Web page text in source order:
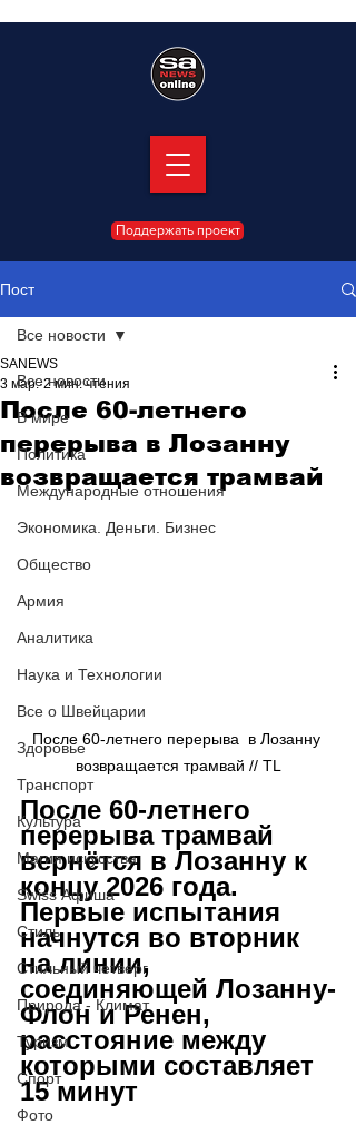
Поддержать проект
Пост
Все новости
В мире
Политика
Международные отношения
Экономика. Деньги. Бизнес
Общество
Армия
Аналитика
Наука и Технологии
Все о Швейцарии
Здоровье
Транспорт
Культура
Магия искусства
Swiss Афиша
Стиль
Стильный четверг
Природа - Климат
Туризм
Спорт
Фото
Все новости
После 60-летнего
перерыва в Лозанну
возвращается трамвай
SANEWS
3 мар. 2 мин. чтения
После 60-летнего перерыва  в Лозанну
возвращается трамвай // TL
После 60-летнего
перерыва трамвай
вернётся в Лозанну к
концу 2026 года.
Первые испытания
начнутся во вторник
на линии,
соединяющей Лозанну-
Флон и Ренен,
расстояние между
которыми составляет
15 минут